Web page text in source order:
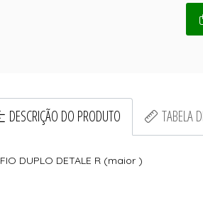
DESCRIÇÃO DO PRODUTO TABELA
FIO DUPLO DETALE R (maior )